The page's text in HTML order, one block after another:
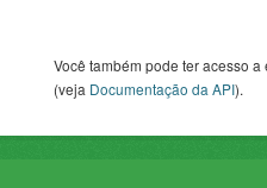
Você também pode ter acesso
(veja Documentação da API).